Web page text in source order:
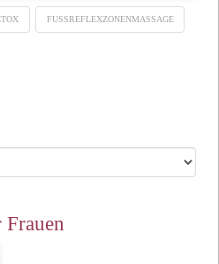
FUSSREFLEXZONENMASSAGE